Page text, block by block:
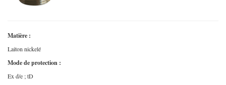
Matière :
Laiton nickelé
Mode de protection :
Ex d/e ; tD